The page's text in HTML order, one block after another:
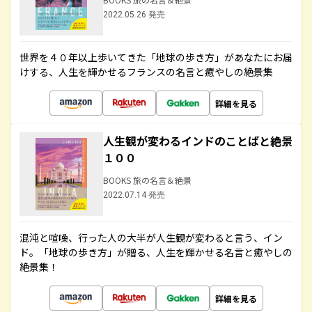
2022.05.26 発売
世界を４０年以上歩いてきた「地球の歩き方」があなたにお届
けする、人生を輝かせるフランスの名言と癒やしの絶景集
詳細を見る
人生観が変わるインドのことばと絶景
１００
BOOKS 旅の名言＆絶景
2022.07.14 発売
混沌と喧噪、行った人の大半が人生観が変わると言う、イン
ド。「地球の歩き方」が贈る、人生を輝かせる名言と癒やしの
絶景集！
詳細を見る